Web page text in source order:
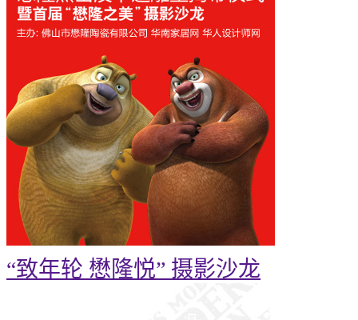
“致年轮 懋隆悦” 摄影沙龙